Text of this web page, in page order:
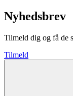
Nyhedsbrev
Tilmeld dig og få de
Tilmeld